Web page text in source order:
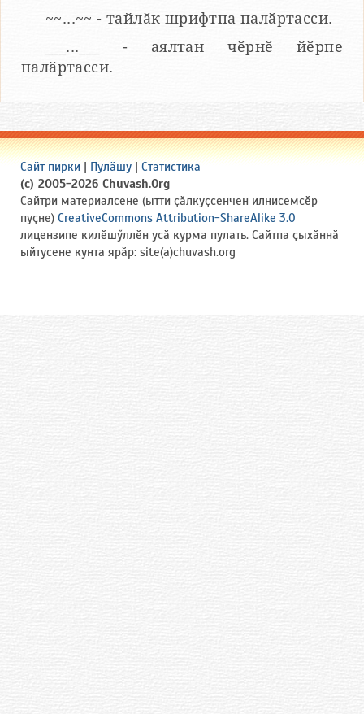
~~...~~ - тайлӑк шрифтпа палӑртасси.
___...___ - аялтан чӗрнӗ йӗрпе
палӑртасси.
Сайт пирки Пулӑшу
Статистика
(c) 2005-2026 Chuvash.Org
Сайтри материалсене (ытти ҫӑлкуҫсенчен илнисемсӗр
пуҫне) CreativeCommons Attribution-ShareAlike 3.0
лицензипе килӗшӳллӗн усӑ курма пулать. Сайтпа ҫыхӑннӑ
ыйтусене кунта ярӑр: site(a)chuvash.org